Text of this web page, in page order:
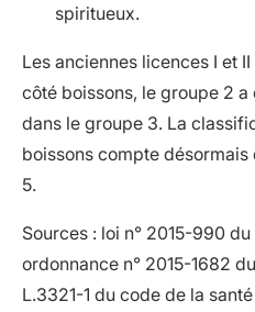
spiritueux.
Les anciennes licences I et
côté boissons, le groupe 2
dans le groupe 3. La
boissons compte désormais
5.
Sources : loi n° 2015-990
ordonnance n° 2015-1682
L.3321-1 du code de la